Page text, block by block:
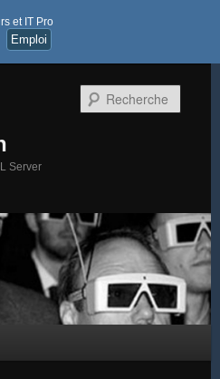
et IT Pro
Emploi
Server